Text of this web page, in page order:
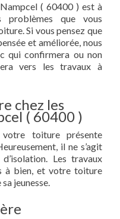
( 60400 ) est à
que vous
Si vous pensez que
et améliorée, nous
qui confirmera ou non
vers les travaux à
chez les
( 60400 )
toiture présente
il ne s’agit
Les travaux
à bien, et votre toiture
jeunesse.